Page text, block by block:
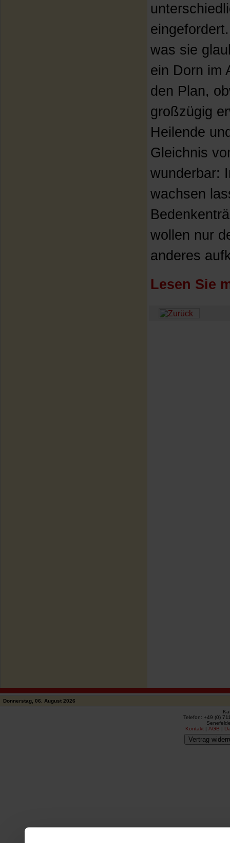
was sie
ein Dorn im
den Plan,
großzügig
Heilende
Gleichnis
wunderbar:
wachsen
wollen nur
anderes
Lesen Sie
Donnerstag, 06. August 2026
Telefon: +49 (0)
Kontakt |AGB |
Vertrag